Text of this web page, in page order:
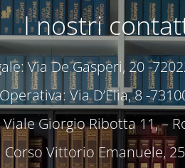
I nostri
Via De Gasperi, 20 -
Via D’Elia, 8 -
Giorgio Ribotta 11, –
Vittorio Emanuele,